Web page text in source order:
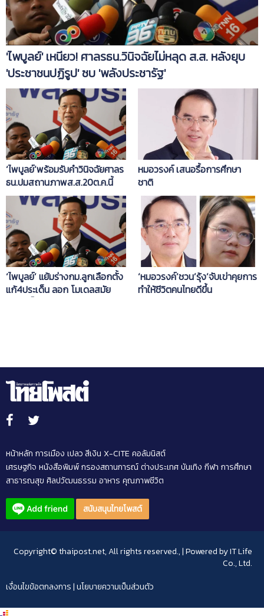
'ไพบูลย์' เหนียว! ศาลรธน.วินิจฉัยไม่หลุด ส.ส. หลังยุบ
'ประชาชนปฏิรูป' ซบ 'พลังประชารัฐ'
‘ไพบูลย์’พร้อมรับคำวินิจฉัยศาลร
ธน.ปมสถานภาพส.ส.20ต.ค.นี้
หมอวรงค์ เสนอรื้อการศึกษา
ชาติ
‘ไพบูลย์’ แย้มร่างกม.ลูกเลือกตั้ง
แก้4ประเด็น ลอก โมเดลสมัย
‘หมอวรงค์’ชวน’รุ้ง’จับเข่าคุยการ
ทำให้ชีวิตคนไทยดีขึ้น
หน้าหลัก การเมือง เปลว สีเงิน X-CITE คอลัมนิสต์
เศรษฐกิจ หนังสือพิมพ์กรองสถานการณ์ต่างประเทศบันเทิง กีฬา การศึกษา
สาธารณสุข ศิลปวัฒนธรรม อาหาร คุณภาพชีวิต
สนับสนุนไทยโพสต์
Copyright© thaipost.net, All rights reserved., | Powered byIT Life
Co., Ltd.
เงื่อนไขข้อตกลงการ|นโยบายความเป็นส่วนตัว